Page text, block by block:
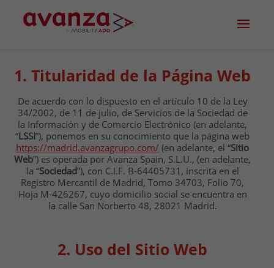
1. Titularidad de la Página Web
De acuerdo con lo dispuesto en el artículo 10 de la Ley
34/2002, de 11 de julio, de Servicios de la Sociedad de
la Información y de Comercio Electrónico (en adelante,
“LSSI”), ponemos en su conocimiento que la página web
https://madrid.avanzagrupo.com/ (en adelante, el “Sitio
Web”) es operada por Avanza Spain, S.L.U., (en adelante,
la “Sociedad”), con C.I.F. B-64405731, inscrita en el
Registro Mercantil de Madrid, Tomo 34703, Folio 70,
Hoja M-426267, cuyo domicilio social se encuentra en
la calle San Norberto 48, 28021 Madrid.
2. Uso del Sitio Web